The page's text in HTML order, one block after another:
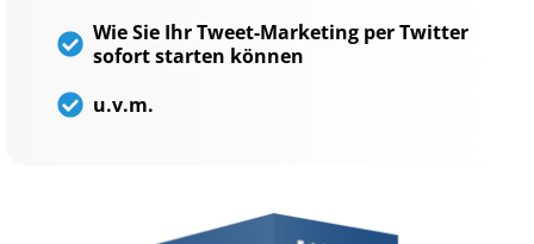
Wie Sie Ihr Tweet-Marketing per Twitter
sofort starten können
u.v.m.